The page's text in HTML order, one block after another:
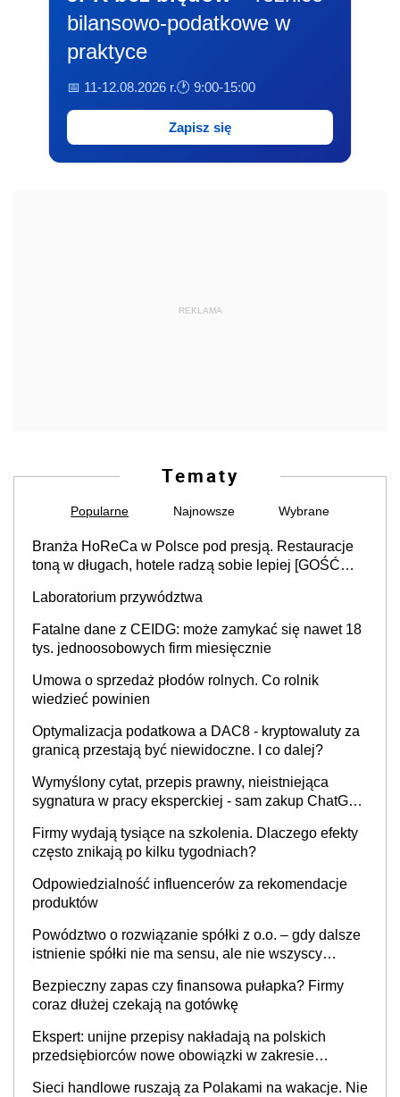
bilansowo-podatkowe w
praktyce
📅 11-12.08.2026 r.🕐 9:00-15:00
Zapisz się
REKLAMA
Tematy
Popularne Najnowsze Wybrane
Branża HoReCa w Polsce pod presją. Restauracje
toną w długach, hotele radzą sobie lepiej [GOŚĆ
Laboratorium przywództwa
Fatalne dane z CEIDG: może zamykać się nawet 18
tys. jednoosobowych firm miesięcznie
Umowa o sprzedaż płodów rolnych. Co rolnik
wiedzieć powinien
Optymalizacja podatkowa a DAC8 - kryptowaluty za
granicą przestają być niewidoczne. I co dalej?
Wymyślony cytat, przepis prawny, nieistniejąca
sygnatura w pracy eksperckiej - sam zakup ChatGPT
Firmy wydają tysiące na szkolenia. Dlaczego efekty
często znikają po kilku tygodniach?
Odpowiedzialność influencerów za rekomendacje
produktów
Powództwo o rozwiązanie spółki z o.o. – gdy dalsze
istnienie spółki nie ma sensu, ale nie wszyscy
Bezpieczny zapas czy finansowa pułapka? Firmy
coraz dłużej czekają na gotówkę
Ekspert: unijne przepisy nakładają na polskich
przedsiębiorców nowe obowiązki w zakresie
Sieci handlowe ruszają za Polakami na wakacje. Nie